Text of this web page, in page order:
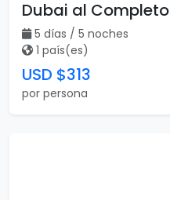
Dubai al Completo
5 días / 5 noches
1 país(es)
USD $313
por persona